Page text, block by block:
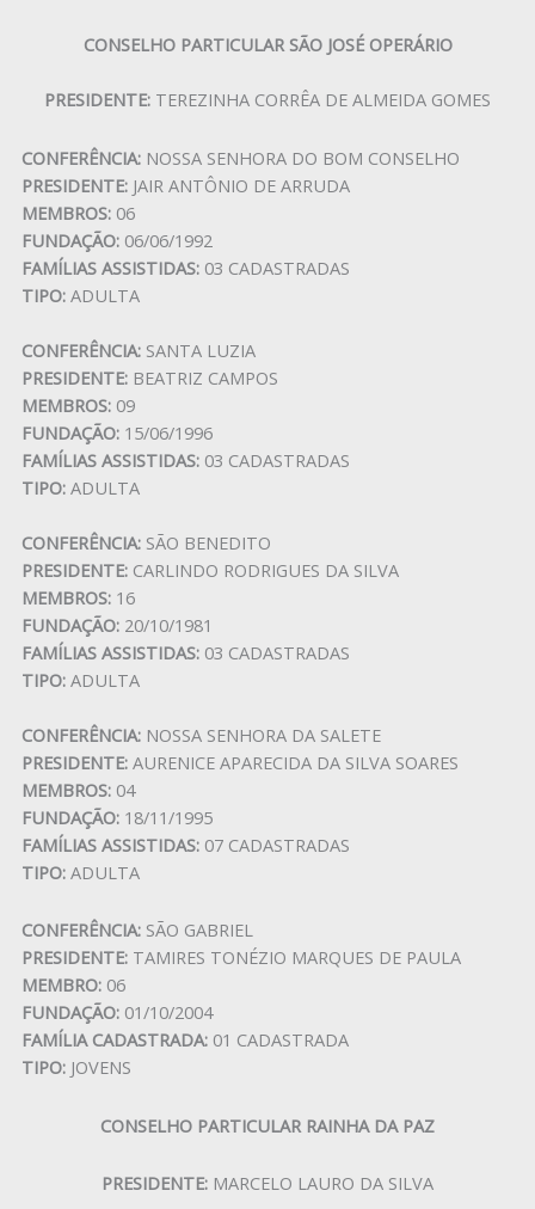
CONSELHO PARTICULAR SÃO JOSÉ OPERÁRIO
PRESIDENTE: TEREZINHA CORRÊA DE ALMEIDA GOMES
CONFERÊNCIA:NOSSA SENHORA DO BOM CONSELHO
PRESIDENTE:JAIR ANTÔNIO DE ARRUDA
MEMBROS:06
FUNDAÇÃO:06/06/1992
FAMÍLIAS ASSISTIDAS:03 CADASTRADAS
TIPO:ADULTA
CONFERÊNCIA:SANTA LUZIA
PRESIDENTE:BEATRIZ CAMPOS
MEMBROS:09
FUNDAÇÃO:15/06/1996
FAMÍLIAS ASSISTIDAS:03 CADASTRADAS
TIPO:ADULTA
CONFERÊNCIA:SÃO BENEDITO
PRESIDENTE:CARLINDO RODRIGUES DA SILVA
MEMBROS:16
FUNDAÇÃO:20/10/1981
FAMÍLIAS ASSISTIDAS:03 CADASTRADAS
TIPO:ADULTA
CONFERÊNCIA:NOSSA SENHORA DA SALETE
PRESIDENTE:AURENICE APARECIDA DA SILVA SOARES
MEMBROS:04
FUNDAÇÃO:18/11/1995
FAMÍLIAS ASSISTIDAS:07 CADASTRADAS
TIPO:ADULTA
CONFERÊNCIA:SÃO GABRIEL
PRESIDENTE:TAMIRES TONÉZIO MARQUES DE PAULA
MEMBRO:06
FUNDAÇÃO:01/10/2004
FAMÍLIA CADASTRADA:01 CADASTRADA
TIPO:JOVENS
CONSELHO PARTICULAR RAINHA DA PAZ
PRESIDENTE: MARCELO LAURO DA SILVA